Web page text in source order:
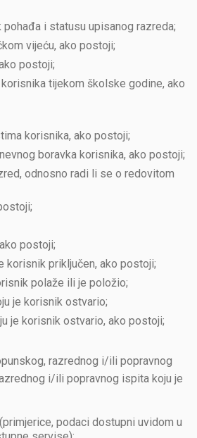
i statusu upisanog razreda;
vijeću, ako postoji;
postoji;
tijekom školske godine, ako
korisnika, ako postoji;
boravka korisnika, ako postoji;
odnosno radi li se o redovitom
postoji;
korisnik priključen, ako postoji;
polaže ili je položio;
je korisnik ostvario;
je korisnik ostvario, ako postoji;
razrednog i/ili popravnog
i/ili popravnog ispita koju je
podaci dostupni uvidom u